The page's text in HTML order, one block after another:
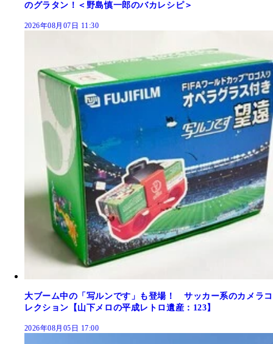
のグラタン！＜野島慎一郎のバカレシピ＞
2026年08月07日 11:30
大ブーム中の「写ルンです」も登場！ サッカー系のカメラコ
レクション【山下メロの平成レトロ遺産：123】
2026年08月05日 17:00